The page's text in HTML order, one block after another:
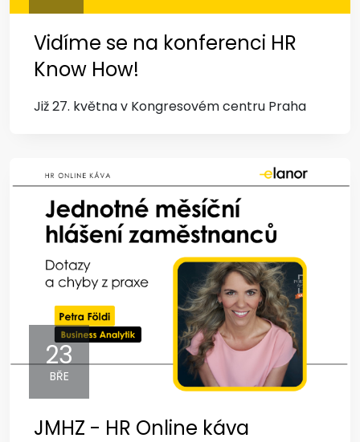
Vidíme se na konferenci HR
Know How!
Již 27. května v Kongresovém centru Praha
23
BŘE
JMHZ - HR Online káva